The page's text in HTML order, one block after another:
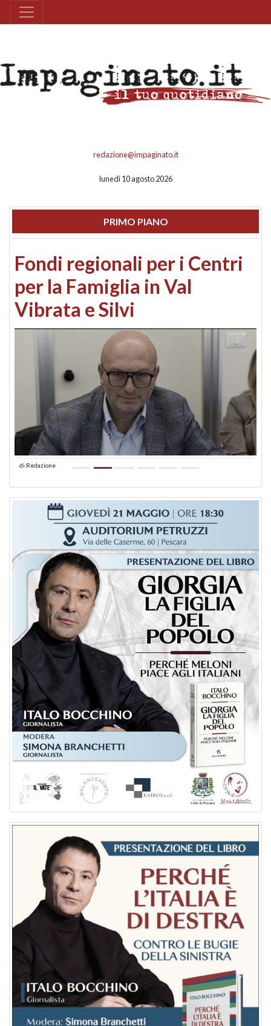
redazione@impaginato.it
lunedì 10 agosto 2026
PRIMO PIANO
Fondi regionali per i Centri
per la Famiglia in Val
Vibrata e Silvi
di Redazione